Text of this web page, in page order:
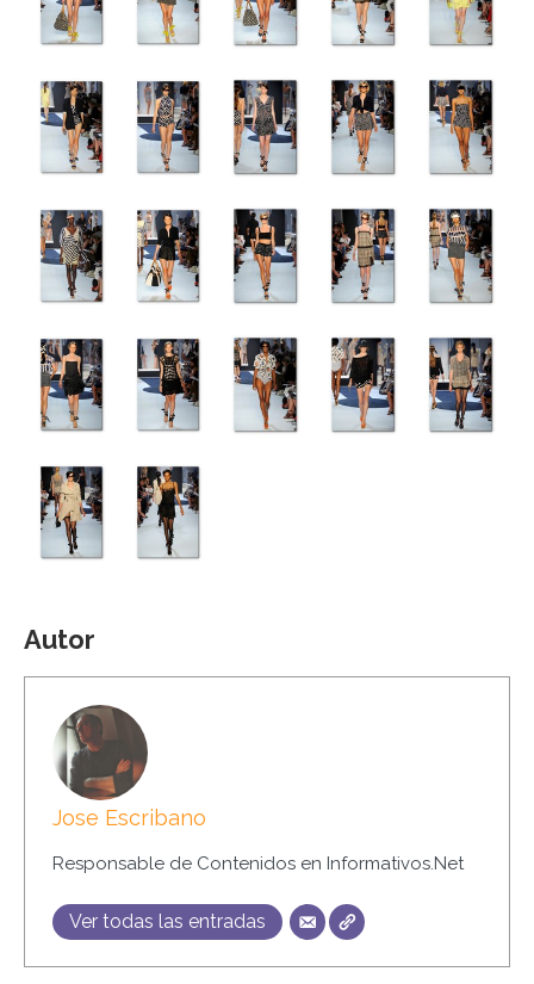
Autor
Jose Escribano
Responsable de Contenidos en Informativos.Net
Ver todas las entradas